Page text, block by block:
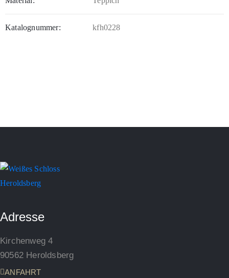
Katalognummer: kfh0228
Adresse
Kirchenweg 4
90562 Heroldsberg
ANFAHRT